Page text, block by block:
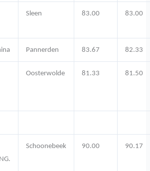
Sleen 83.00 83.00
Pannerden 83.67 82.33
Oosterwolde 81.33 81.50
Schoonebeek 90.00 90.17